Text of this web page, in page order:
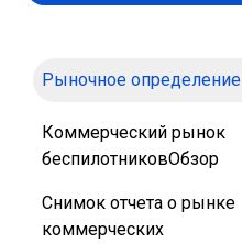
Рыночное определение
Коммерческий рынок
беспилотниковОбзор
Снимок отчета о рынке
коммерческих